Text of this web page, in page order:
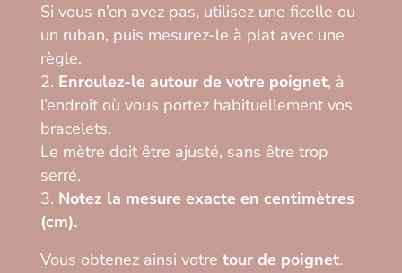
Si vous n’en avez pas, utilisez une ficelle ou
un ruban, puis mesurez-le à plat avec une
règle.
Enroulez-le autour de votre poignet, à
l’endroit où vous portez habituellement vos
bracelets.
Le mètre doit être ajusté, sans être trop
serré.
Notez la mesure exacte en centimètres
(cm).
Vous obtenez ainsi votre tour de poignet.